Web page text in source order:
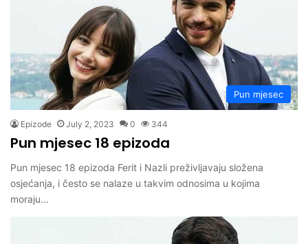
Pun mjesec
Epizode July 2, 2023 0 344
Pun mjesec 18 epizoda
Pun mjesec 18 epizoda Ferit i Nazli preživljavaju složena
osjećanja, i često se nalaze u takvim odnosima u kojima
moraju…